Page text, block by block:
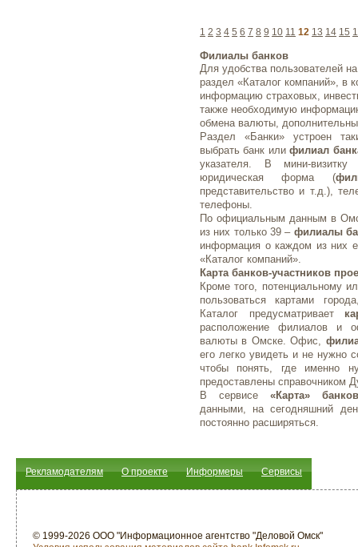
1 2 3 4 5 6 7 8 9 10 11 12 13 14 15
Филиалы банков
Для удобства пользователей
раздел «Каталог компаний», в
информацию страховых,
также необходимую
обмена валюты,
Раздел «Банки» устроен
выбрать банк илифилиал
указателя. В мини-
юридическая форма (
представительство и т.д.),
телефоны.
По официальным данным в
из них только 39 – филиалы
информация о каждом из них
«Каталог компаний».
Карта банков-участников
Кроме того, потенциальному
пользоваться картами
Каталог предусматривает
расположение филиалов и
валюты в Омске. Офис,
его легко увидеть и не нужно
чтобы понять, где именно
предоставлены справочником
В сервисе «Карта» банков
данными, на сегодняшний
постоянно расширяться.
Рекламодателям О проекте Информеры Сервисы
© 1999-2026 ООО "Информационное агентство "Деловой Омск"